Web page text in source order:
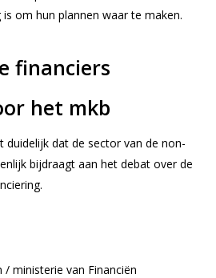
om hun plannen waar te maken.
financiers
het mkb
duidelijk dat de sector van de non-
bijdraagt aan het debat over de
ministerie van Financiën